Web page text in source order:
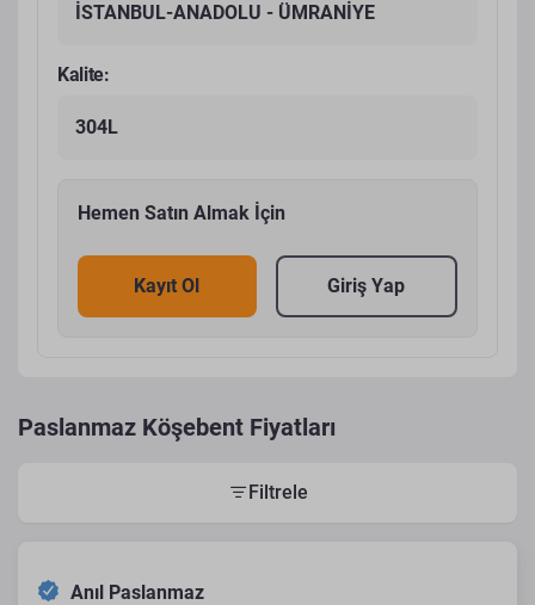
İSTANBUL-ANADOLU - ÜMRANİYE
Kalite:
304L
Hemen Satın Almak İçin
Kayıt Ol Giriş Yap
Paslanmaz Köşebent Fiyatları
Filtrele
Anıl Paslanmaz